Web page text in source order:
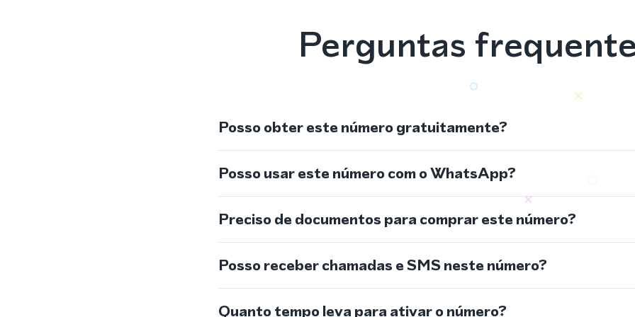
Perguntas
Posso obter este número gratuitamente?
Posso usar este número com o WhatsApp?
Preciso de documentos para comprar este número?
Posso receber chamadas e SMS neste número?
Quanto tempo leva para ativar o número?